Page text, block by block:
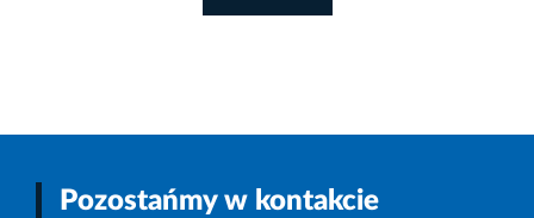
Pozostańmy w kontakcie